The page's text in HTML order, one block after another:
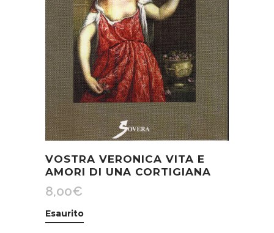
VOSTRA VERONICA VITA E
AMORI DI UNA CORTIGIANA
8,00€
Esaurito